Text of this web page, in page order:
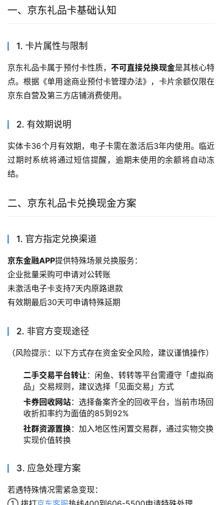
一、京东礼品卡基础认知
1. 卡片属性与限制
京东礼品卡属于预付卡性质，不可直接兑换现金是其核心特
点。根据《单用途商业预付卡管理办法》，卡片余额仅限在
京东自营及第三方店铺消费使用。
2. 有效期说明
实体卡36个月有效期，电子卡需在激活后3年内使用。临近
过期时系统将通过短信提醒，逾期未使用的余额将自动冻
结。
二、京东礼品卡兑换现金方案
1. 官方指定兑换渠道
京东金融APP提供特殊场景兑换服务：
企业批量采购可申请对公转账
未激活电子卡支持7天内原路退款
有效期最后30天可申请特殊延期
2. 非官方变现途径
（风险提示：以下方式存在资金安全风险，建议谨慎操作）
二手交易平台转让：闲鱼、转转等平台需遵守「虚拟商
品」交易规则，建议选择「见面交易」方式
卡券回收网站：选择备案齐全的回收平台，当前市场回
收折扣率约为面值的85到92%
社群资源置换：加入地区性闲置交易群，通过实物交换
实现价值转换
3. 应急处理方案
若遇特殊情况需紧急变现：